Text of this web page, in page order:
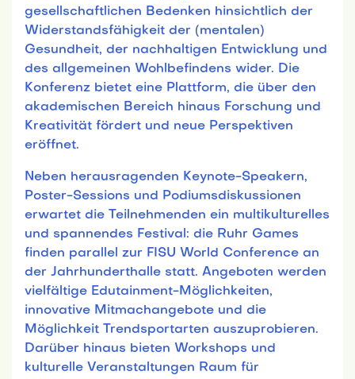
gesellschaftlichen Bedenken hinsichtlich der
Widerstandsfähigkeit der (mentalen)
Gesundheit, der nachhaltigen Entwicklung und
des allgemeinen Wohlbefindens wider. Die
Konferenz bietet eine Plattform, die über den
akademischen Bereich hinaus Forschung und
Kreativität fördert und neue Perspektiven
eröffnet.
Neben herausragenden Keynote-Speakern,
Poster-Sessions und Podiumsdiskussionen
erwartet die Teilnehmenden ein multikulturelles
und spannendes Festival: die Ruhr Games
finden parallel zur FISU World Conference an
der Jahrhunderthalle statt. Angeboten werden
vielfältige Edutainment-Möglichkeiten,
innovative Mitmachangebote und die
Möglichkeit Trendsportarten auszuprobieren.
Darüber hinaus bieten Workshops und
kulturelle Veranstaltungen Raum für